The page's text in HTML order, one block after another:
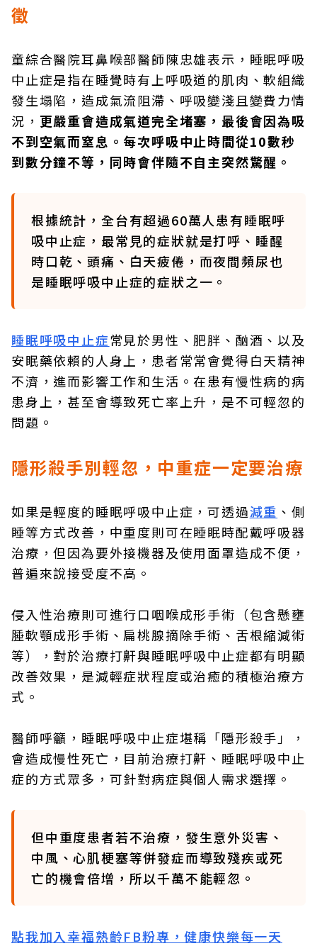
徵
童綜合醫院耳鼻喉部醫師陳忠雄表示，睡眠呼吸
中止症是指在睡覺時有上呼吸道的肌肉、軟組織
發生塌陷，造成氣流阻滯、呼吸變淺且變費力情
況， 更嚴重會造成氣道完全堵塞，最後會因為吸
不到空氣而窒息。每次呼吸中止時間從10數秒
到數分鐘不等，同時會伴隨不自主突然驚醒。
根據統計，全台有超過60萬人患有睡眠呼
吸中止症，最常見的症狀就是打呼、睡醒
時口乾、頭痛、白天疲倦，而夜間頻尿也
是睡眠呼吸中止症的症狀之一。
睡眠呼吸中止症常見於男性、肥胖、酗酒、以及
安眠藥依賴的人身上，患者常常會覺得白天精神
不濟，進而影響工作和生活。在患有慢性病的病
患身上，甚至會導致死亡率上升，是不可輕忽的
問題。
隱形殺手別輕忽，中重症一定要治療
如果是輕度的睡眠呼吸中止症，可透過減重 、側
睡等方式改善，中重度則可在睡眠時配戴呼吸器
治療，但因為要外接機器及使用面罩造成不便，
普遍來說接受度不高。
侵入性治療則可進行口咽喉成形手術（包含懸壅
腄軟顎成形手術、扁桃腺摘除手術、舌根縮減術
等），對於治療打鼾與睡眠呼吸中止症都有明顯
改善效果，是減輕症狀程度或治癒的積極治療方
式。
醫師呼籲，睡眠呼吸中止症堪稱「隱形殺手」，
會造成慢性死亡，目前治療打鼾、睡眠呼吸中止
症的方式眾多，可針對病症與個人需求選擇。
但中重度患者若不治療，發生意外災害、
中風、心肌梗塞等併發症而導致殘疾或死
亡的機會倍增，所以千萬不能輕忽。
點我加入幸福熟齡FB粉專，健康快樂每一天